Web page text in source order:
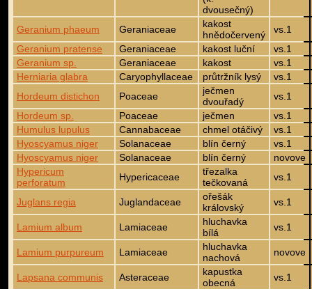
dvousečný)
Geranium phaeum
Geraniaceae
kakost
hnědočervený
vs.1
Geranium pratense
Geraniaceae kakost luční
vs.1
Geranium sp.
Geraniaceae kakost
vs.1
Herniaria glabra
Caryophyllaceae průtržník lysý
vs.1
Hordeum distichon
Poaceae
ječmen
dvouřadý
vs.1
Hordeum sp.
Poaceae ječmen
vs.1
Humulus lupulus
Cannabaceae chmel otáčivý
vs.1
Hyoscyamus niger
Solanaceae blín černý
vs.1
Hyoscyamus niger
Solanaceae blín černý
novove
Hypericum
perforatum
Hypericaceae
třezalka
tečkovaná
vs.1
Juglans regia Juglandaceae
ořešák
královský
vs.1
Lamium album Lamiaceae
hluchavka
bílá
vs.1
Lamium purpureum Lamiaceae
hluchavka
nachová
novove
Lapsana communis Asteraceae
kapustka
obecná
vs.1